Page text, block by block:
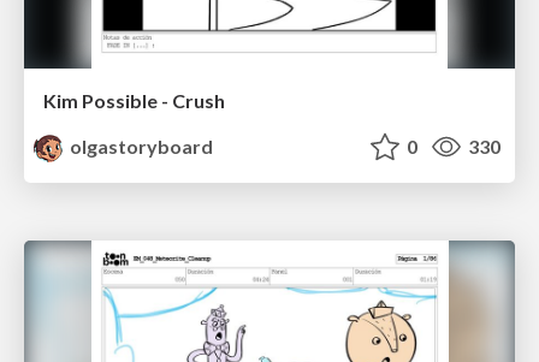
Kim Possible - Crush
olgastoryboard
0 330